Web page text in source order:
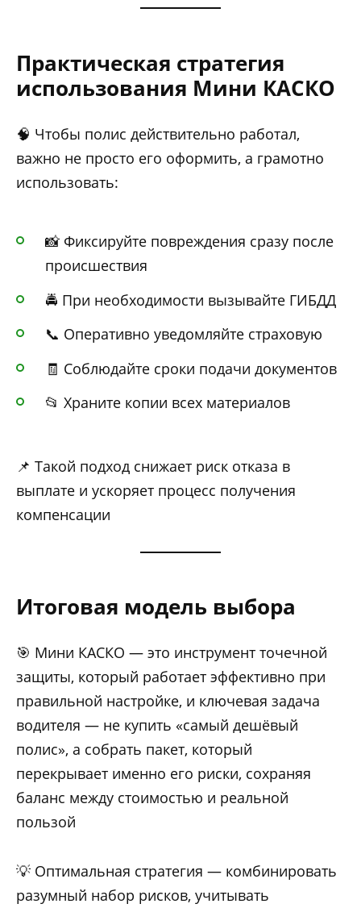
Практическая стратегия
использования Мини КАСКО
🧠 Чтобы полис действительно работал,
важно не просто его оформить, а грамотно
использовать:
📸 Фиксируйте повреждения сразу после
происшествия
🚔 При необходимости вызывайте ГИБДД
📞 Оперативно уведомляйте страховую
🧾 Соблюдайте сроки подачи документов
📂 Храните копии всех материалов
📌 Такой подход снижает риск отказа в
выплате и ускоряет процесс получения
компенсации
Итоговая модель выбора
🎯 Мини КАСКО — это инструмент точечной
защиты, который работает эффективно при
правильной настройке, и ключевая задача
водителя — не купить «самый дешёвый
полис», а собрать пакет, который
перекрывает именно его риски, сохраняя
баланс между стоимостью и реальной
пользой
💡 Оптимальная стратегия — комбинировать
разумный набор рисков, учитывать